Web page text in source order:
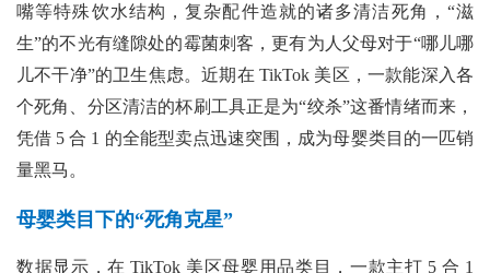
嘴等特殊饮水结构，复杂配件造就的诸多清洁死角，“滋
生”的不光有缝隙处的霉菌刺客，更有为人父母对于“哪儿哪
儿不干净”的卫生焦虑。近期在 TikTok 美区，一款能深入各
个死角、分区清洁的杯刷工具正是为“绞杀”这番情绪而来，
凭借 5 合 1 的全能型卖点迅速突围，成为母婴类目的一匹销
量黑马。
母婴类目下的“死角克星”
数据显示，在 TikTok 美区母婴用品类目，一款主打 5 合 1